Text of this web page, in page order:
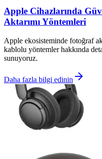
Apple Cihazlarında
Aktarımı Yöntemleri
Apple ekosisteminde fotoğraf
kablolu yöntemler hakkında
sunuyoruz.
Daha fazla bilgi edinin